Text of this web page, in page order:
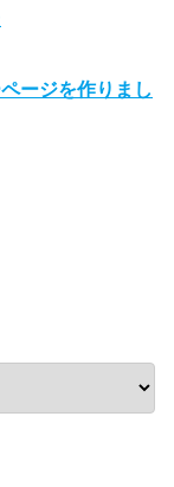
ージを作りまし